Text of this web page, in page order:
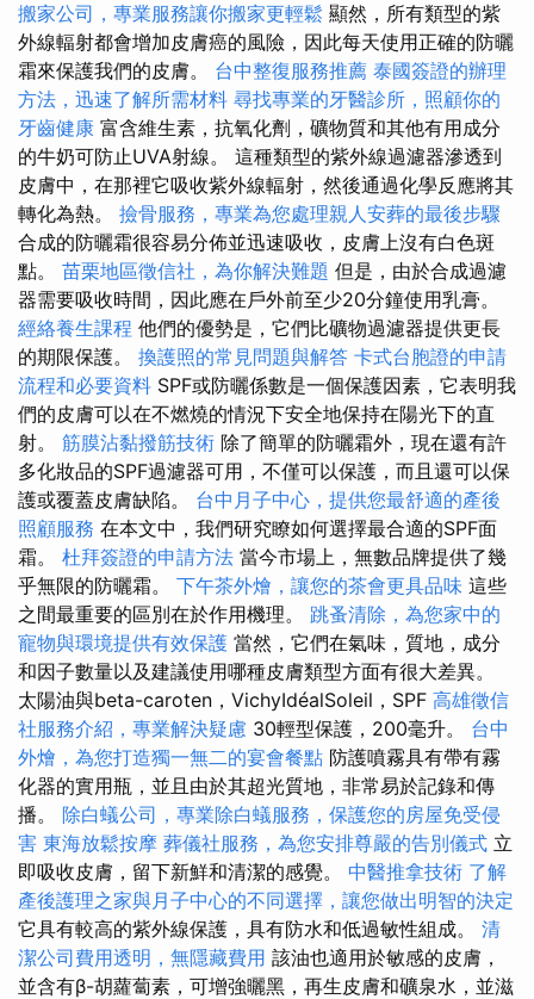
搬家公司，專業服務讓你搬家更輕鬆 顯然，所有類型的紫
外線輻射都會增加皮膚癌的風險，因此每天使用正確的防曬
霜來保護我們的皮膚。 台中整復服務推薦 泰國簽證的辦理
方法，迅速了解所需材料 尋找專業的牙醫診所，照顧你的
牙齒健康 富含維生素，抗氧化劑，礦物質和其他有用成分
的牛奶可防止UVA射線。 這種類型的紫外線過濾器滲透到
皮膚中，在那裡它吸收紫外線輻射，然後通過化學反應將其
轉化為熱。 撿骨服務，專業為您處理親人安葬的最後步驟
合成的防曬霜很容易分佈並迅速吸收，皮膚上沒有白色斑
點。 苗栗地區徵信社，為你解決難題 但是，由於合成過濾
器需要吸收時間，因此應在戶外前至少20分鐘使用乳膏。
經絡養生課程 他們的優勢是，它們比礦物過濾器提供更長
的期限保護。 換護照的常見問題與解答 卡式台胞證的申請
流程和必要資料 SPF或防曬係數是一個保護因素，它表明我
們的皮膚可以在不燃燒的情況下安全地保持在陽光下的直
射。 筋膜沾黏撥筋技術 除了簡單的防曬霜外，現在還有許
多化妝品的SPF過濾器可用，不僅可以保護，而且還可以保
護或覆蓋皮膚缺陷。 台中月子中心，提供您最舒適的產後
照顧服務 在本文中，我們研究瞭如何選擇最合適的SPF面
霜。 杜拜簽證的申請方法 當今市場上，無數品牌提供了幾
乎無限的防曬霜。 下午茶外燴，讓您的茶會更具品味 這些
之間最重要的區別在於作用機理。 跳蚤清除，為您家中的
寵物與環境提供有效保護 當然，它們在氣味，質地，成分
和因子數量以及建議使用哪種皮膚類型方面有很大差異。
太陽油與beta-caroten，VichyIdéalSoleil，SPF 高雄徵信
社服務介紹，專業解決疑慮 30輕型保護，200毫升。 台中
外燴，為您打造獨一無二的宴會餐點 防護噴霧具有帶有霧
化器的實用瓶，並且由於其超光質地，非常易於記錄和傳
播。 除白蟻公司，專業除白蟻服務，保護您的房屋免受侵
害 東海放鬆按摩 葬儀社服務，為您安排尊嚴的告別儀式 立
即吸收皮膚，留下新鮮和清潔的感覺。 中醫推拿技術 了解
產後護理之家與月子中心的不同選擇，讓您做出明智的決定
它具有較高的紫外線保護，具有防水和低過敏性組成。 清
潔公司費用透明，無隱藏費用 該油也適用於敏感的皮膚，
並含有β-胡蘿蔔素，可增強曬黑，再生皮膚和礦泉水，並滋